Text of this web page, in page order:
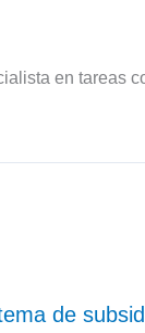
en tareas
de